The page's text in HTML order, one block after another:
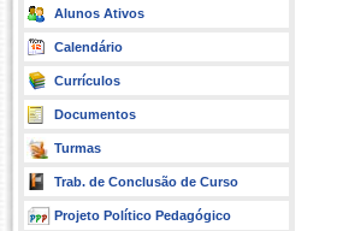
Alunos Ativos
Calendário
Currículos
Documentos
Turmas
Trab. de Conclusão de Curso
Projeto Político Pedagógico